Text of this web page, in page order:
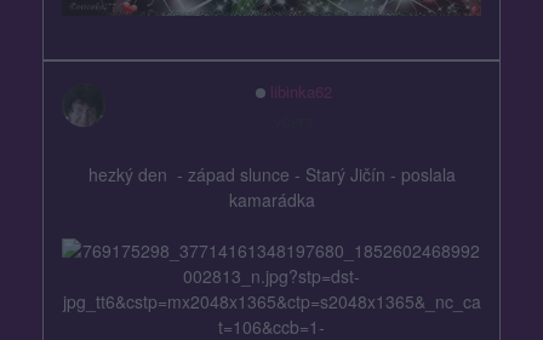
libinka62
hezký den - západ slunce - Starý Jičín - poslala
kamarádka